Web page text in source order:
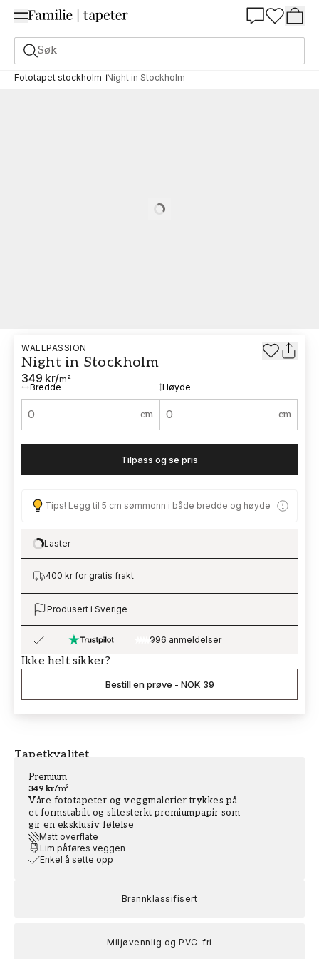
Søk
Fototapeter Motiv Fototapet land og destinasjoner
Fototapet stockholm Night in Stockholm
Loading…
Tapetkvalitet
Premium
349 kr/m²
Våre fototapeter og veggmalerier trykkes på
et formstabilt og slitesterkt premiumpapir som
gir en eksklusiv følelse
Matt overflate
Lim påføres veggen
Enkel å sette opp
Brannklassifisert
Miljøvennlig og PVC-fri
WALLPASSION
Night in Stockholm
349 kr/m²
Bredde Høyde
cm cm
Tilpass og se pris
Tips! Legg til 5 cm sømmonn i både bredde og høyde
Loading…
Laster
400 kr for gratis frakt
Produsert i Sverige
996 anmeldelser
Ikke helt sikker?
Bestill en prøve - NOK 39